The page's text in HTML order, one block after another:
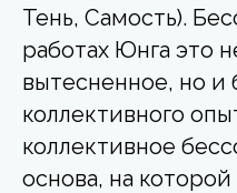
Тень, Самость).
работах Юнга это
вытесненное, но и
коллективного
коллективное
основа, на